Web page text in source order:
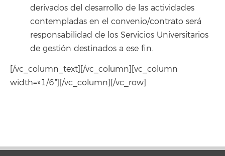
derivados del desarrollo de las actividades
contempladas en el convenio/contrato será
responsabilidad de los Servicios Universitarios
de gestión destinados a ese fin.
[/vc_column_text][/vc_column][vc_column
width=»1/6″][/vc_column][/vc_row]